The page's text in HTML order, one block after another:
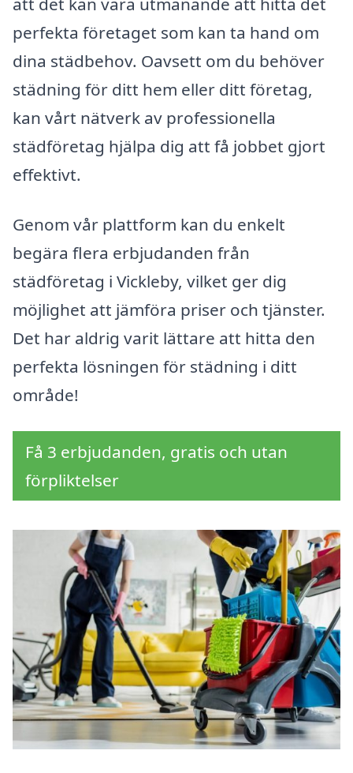
perfekta företaget som kan ta hand om
dina städbehov. Oavsett om du behöver
städning för ditt hem eller ditt företag,
kan vårt nätverk av professionella
städföretag hjälpa dig att få jobbet gjort
effektivt.
Genom vår plattform kan du enkelt
begära flera erbjudanden från
städföretag i Vickleby, vilket ger dig
möjlighet att jämföra priser och tjänster.
Det har aldrig varit lättare att hitta den
perfekta lösningen för städning i ditt
område!
Få 3 erbjudanden, gratis och utan
förpliktelser